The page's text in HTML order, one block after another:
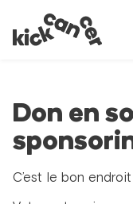
Don en
C’est le bon